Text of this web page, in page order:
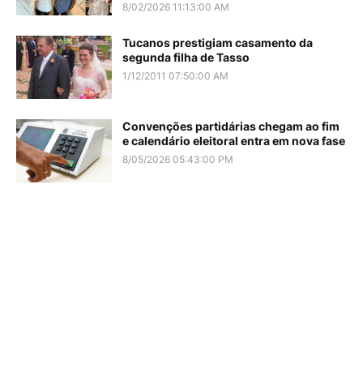
8/02/2026 11:13:00 AM
Tucanos prestigiam casamento da
segunda filha de Tasso
1/12/2011 07:50:00 AM
Convenções partidárias chegam ao fim
e calendário eleitoral entra em nova fase
8/05/2026 05:43:00 PM